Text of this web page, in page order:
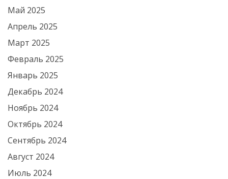
Май 2025
Апрель 2025
Март 2025
Февраль 2025
Январь 2025
Декабрь 2024
Ноябрь 2024
Октябрь 2024
Сентябрь 2024
Август 2024
Июль 2024